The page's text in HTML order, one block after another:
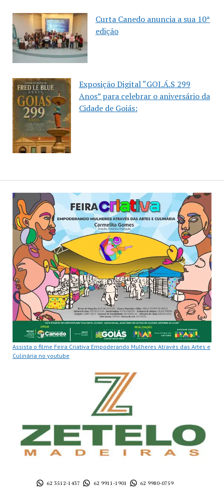
Curta Canedo anuncia a sua 10ª
edição
Exposição Digital “GOI.Á.S 299
Anos” para celebrar o aniversário da
Cidade de Goiás:
Assista o filme Feira Criativa Empoderando Mulheres Através das Artes e
Culinária no youtube
62 3512-1437 62 9911-1901 62 9980-0759